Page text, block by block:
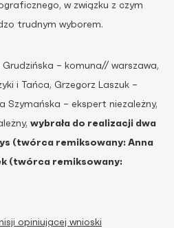
w związku z czym
trudnym wyborem.
– komuna// warszawa,
i Tańca, Grzegorz Laszuk –
Szymańska – ekspert niezależny,
wybrała do realizacji dwa
(twórca remiksowany: Anna
(twórca remiksowany:
opiniującej wnioski